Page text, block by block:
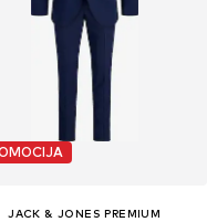
JACK & JONES PREMIUM